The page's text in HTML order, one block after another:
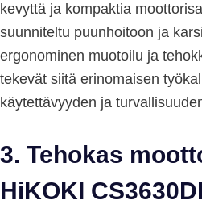
kevyttä ja kompaktia
suunniteltu puunhoitoon ja
ergonominen muotoilu ja
tekevät siitä erinomaisen
käytettävyyden ja
3. Tehokas
HiKOKI